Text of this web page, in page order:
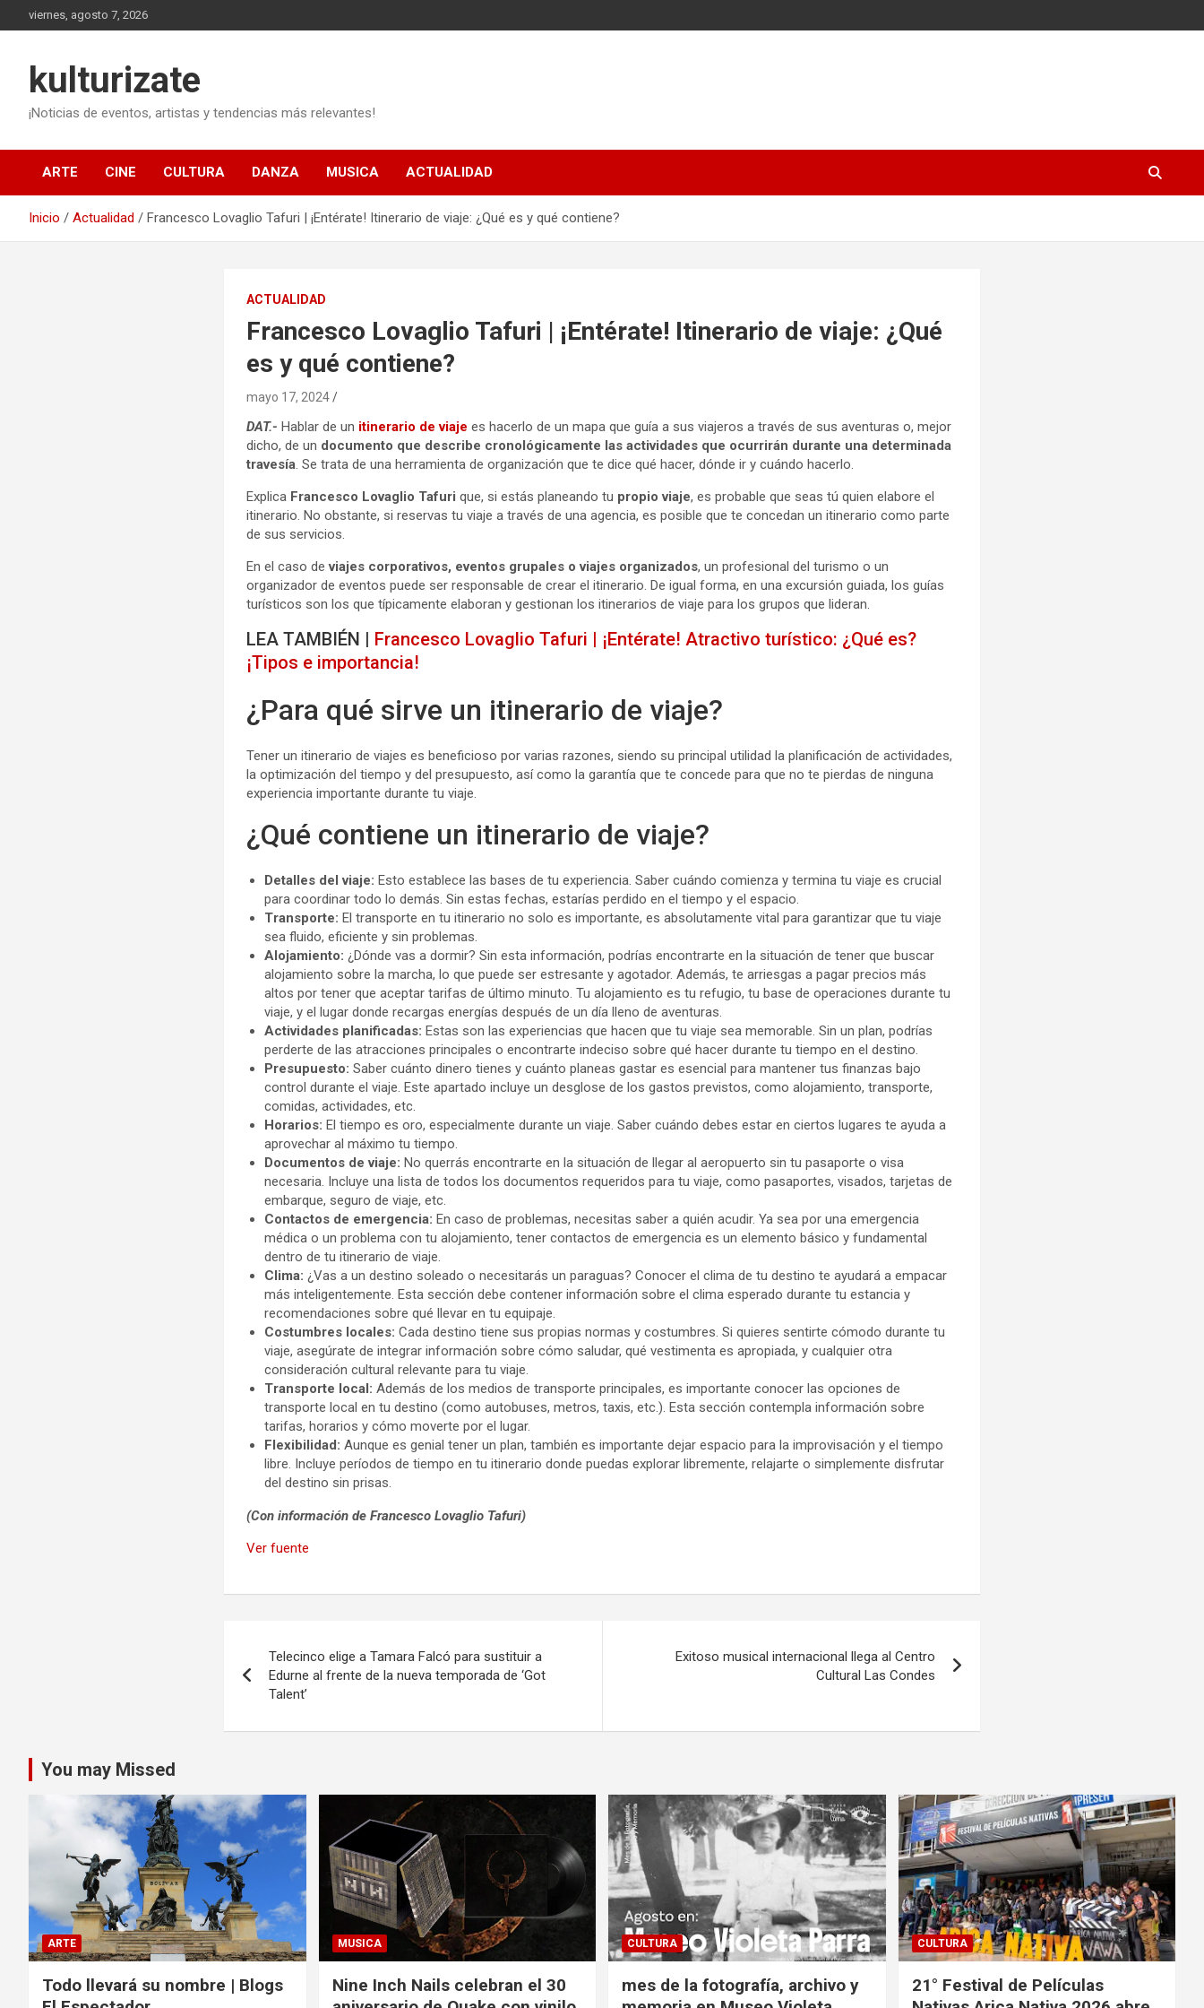
al
viernes, agosto 7, 2026
kulturizate
¡Noticias de eventos, artistas y tendencias más relevantes!
ARTE CINE CULTURA DANZA MUSICA ACTUALIDAD
Inicio Actualidad Francesco Lovaglio Tafuri | ¡Entérate! Itinerario de viaje: ¿Qué es y qué contiene?
ACTUALIDAD
Francesco Lovaglio Tafuri | ¡Entérate! Itinerario de viaje: ¿Qué
es y qué contiene?
mayo 17, 2024
DAT.- Hablar de un itinerario de viaje es hacerlo de un mapa que guía a sus viajeros a través de sus aventuras o, mejor
dicho, de un documento que describe cronológicamente las actividades que ocurrirán durante una determinada
travesía. Se trata de una herramienta de organización que te dice qué hacer, dónde ir y cuándo hacerlo.
Explica Francesco Lovaglio Tafuri que, si estás planeando tu propio viaje, es probable que seas tú quien elabore el
itinerario. No obstante, si reservas tu viaje a través de una agencia, es posible que te concedan un itinerario como parte
de sus servicios.
En el caso deviajes corporativos, eventos grupales o viajes organizados, un profesional del turismo o un
organizador de eventos puede ser responsable de crear el itinerario. De igual forma, en una excursión guiada, los guías
turísticos son los que típicamente elaboran y gestionan los itinerarios de viaje para los grupos que lideran.
LEA TAMBIÉN | Francesco Lovaglio Tafuri | ¡Entérate! Atractivo turístico: ¿Qué es?
¡Tipos e importancia!
¿Para qué sirve un itinerario de viaje?
Tener un itinerario de viajes es beneficioso por varias razones, siendo su principal utilidad la planificación de actividades,
la optimización del tiempo y del presupuesto, así como la garantía que te concede para que no te pierdas de ninguna
experiencia importante durante tu viaje.
¿Qué contiene un itinerario de viaje?
Detalles del viaje: Esto establece las bases de tu experiencia. Saber cuándo comienza y termina tu viaje es crucial
para coordinar todo lo demás. Sin estas fechas, estarías perdido en el tiempo y el espacio.
Transporte: El transporte en tu itinerario no solo es importante, es absolutamente vital para garantizar que tu viaje
sea fluido, eficiente y sin problemas.
Alojamiento:¿Dónde vas a dormir? Sin esta información, podrías encontrarte en la situación de tener que buscar
alojamiento sobre la marcha, lo que puede ser estresante y agotador. Además, te arriesgas a pagar precios más
altos por tener que aceptar tarifas de último minuto. Tu alojamiento es tu refugio, tu base de operaciones durante tu
viaje, y el lugar donde recargas energías después de un día lleno de aventuras.
Actividades planificadas: Estas son las experiencias que hacen que tu viaje sea memorable. Sin un plan, podrías
perderte de las atracciones principales o encontrarte indeciso sobre qué hacer durante tu tiempo en el destino.
Presupuesto: Saber cuánto dinero tienes y cuánto planeas gastar es esencial para mantener tus finanzas bajo
control durante el viaje. Este apartado incluye un desglose de los gastos previstos, como alojamiento, transporte,
comidas, actividades, etc.
Horarios: El tiempo es oro, especialmente durante un viaje. Saber cuándo debes estar en ciertos lugares te ayuda a
aprovechar al máximo tu tiempo.
Documentos de viaje: No querrás encontrarte en la situación de llegar al aeropuerto sin tu pasaporte o visa
necesaria. Incluye una lista de todos los documentos requeridos para tu viaje, como pasaportes, visados, tarjetas de
embarque, seguro de viaje, etc.
Contactos de emergencia: En caso de problemas, necesitas saber a quién acudir. Ya sea por una emergencia
médica o un problema con tu alojamiento, tener contactos de emergencia es un elemento básico y fundamental
dentro de tu itinerario de viaje.
Clima:¿Vas a un destino soleado o necesitarás un paraguas? Conocer el clima de tu destino te ayudará a empacar
más inteligentemente. Esta sección debe contener información sobre el clima esperado durante tu estancia y
recomendaciones sobre qué llevar en tu equipaje.
Costumbres locales: Cada destino tiene sus propias normas y costumbres. Si quieres sentirte cómodo durante tu
viaje, asegúrate de integrar información sobre cómo saludar, qué vestimenta es apropiada, y cualquier otra
consideración cultural relevante para tu viaje.
Transporte local: Además de los medios de transporte principales, es importante conocer las opciones de
transporte local en tu destino (como autobuses, metros, taxis, etc.). Esta sección contempla información sobre
tarifas, horarios y cómo moverte por el lugar.
Flexibilidad: Aunque es genial tener un plan, también es importante dejar espacio para la improvisación y el tiempo
libre. Incluye períodos de tiempo en tu itinerario donde puedas explorar libremente, relajarte o simplemente disfrutar
del destino sin prisas.
(Con información de Francesco Lovaglio Tafuri)
Ver fuente
de
Telecinco elige a Tamara Falcó para sustituir a
Edurne al frente de la nueva temporada de ‘Got
Talent’
Exitoso musical internacional llega al Centro
Cultural Las Condes
You may Missed
ARTE
Todo llevará su nombre | Blogs
MUSICA
Nine Inch Nails celebran el 30
CULTURA
mes de la fotografía, archivo y
CULTURA
21° Festival de Películas